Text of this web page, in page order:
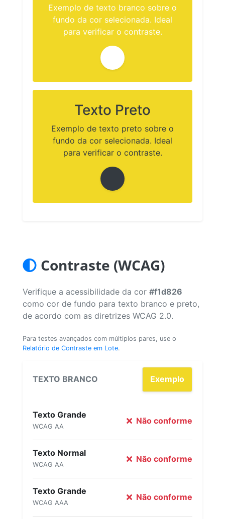
Exemplo de texto branco sobre o
fundo da cor selecionada. Ideal
para verificar o contraste.
Texto Preto
Exemplo de texto preto sobre o
fundo da cor selecionada. Ideal
para verificar o contraste.
Contraste (WCAG)
Verifique a acessibilidade da cor #f1d826
como cor de fundo para texto branco e preto,
de acordo com as diretrizes WCAG 2.0.
Para testes avançados com múltiplos pares, use o
Relatório de Contraste em Lote.
TEXTO BRANCO Exemplo
Texto Grande
WCAG AA
Não conforme
Texto Normal
WCAG AA
Não conforme
Texto Grande
WCAG AAA
Não conforme